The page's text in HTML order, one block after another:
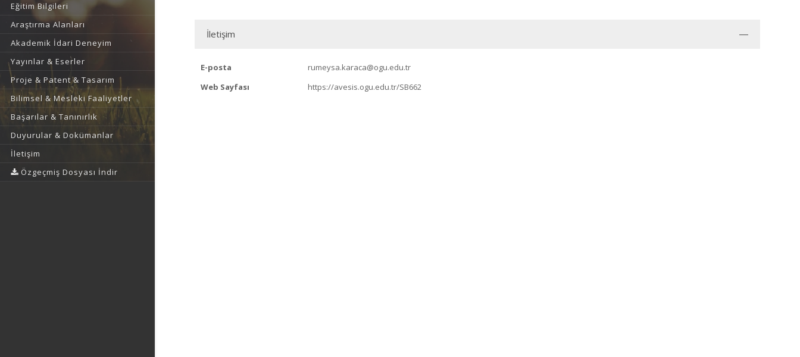
Eğitim Bilgileri
Araştırma Alanları
Akademik İdari Deneyim
Yayınlar & Eserler
Proje & Patent & Tasarım
Bilimsel & Mesleki Faaliyetler
Başarılar & Tanınırlık
Duyurular & Dokümanlar
İletişim
Özgeçmiş Dosyası İndir
İletişim
E-posta
rumeysa.karaca@ogu.edu.tr
Web Sayfası
https://avesis.ogu.edu.tr/SB662